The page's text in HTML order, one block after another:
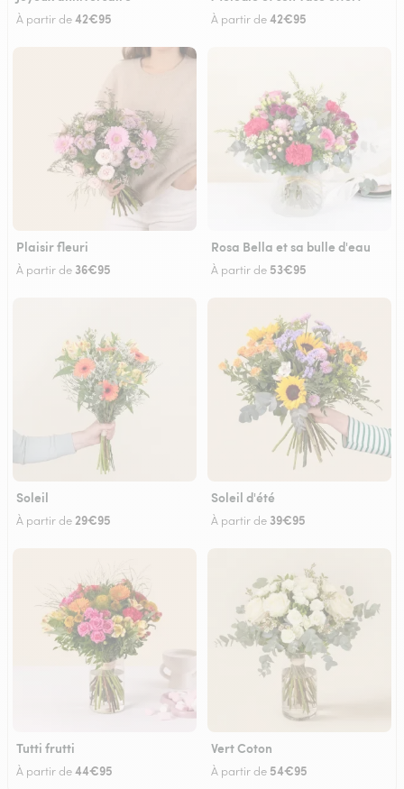
À partir de42€95 À partir de42€95
Plaisir fleuri
À partir de 36€95
Rosa Bella et sa bulle d'eau
À partir de 53€95
Soleil
À partir de 29€95
Soleil d'été
À partir de 39€95
Tutti frutti
À partir de44€95
Vert Coton
À partir de 54€95